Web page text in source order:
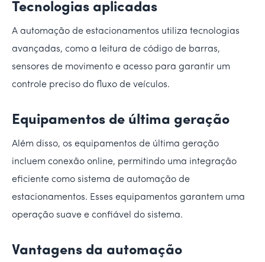
Tecnologias aplicadas
A automação de estacionamentos utiliza tecnologias
avançadas, como a leitura de código de barras,
sensores de movimento e acesso para garantir um
controle preciso do fluxo de veículos.
Equipamentos de última geração
Além disso, os equipamentos de última geração
incluem conexão online, permitindo uma integração
eficiente como sistema de automação de
estacionamentos. Esses equipamentos garantem uma
operação suave e confiável do sistema.
Vantagens da automação